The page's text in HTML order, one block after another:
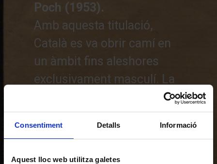
Consentiment Detalls Informació
Aquest lloc web utilitza galetes
Poch (1953).
Amb aquesta titulació,
Català es va obrir camí en
un àmbit fins aleshores
exclusivament masculí. La
seva carrera la consolidaria
com la primera dona